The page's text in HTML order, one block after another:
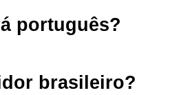
português?
brasileiro?